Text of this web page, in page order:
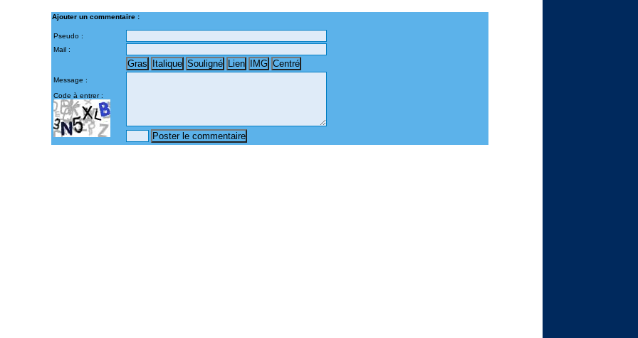
Ajouter un commentaire :
Pseudo :
Mail :
Message :
Code à entrer :